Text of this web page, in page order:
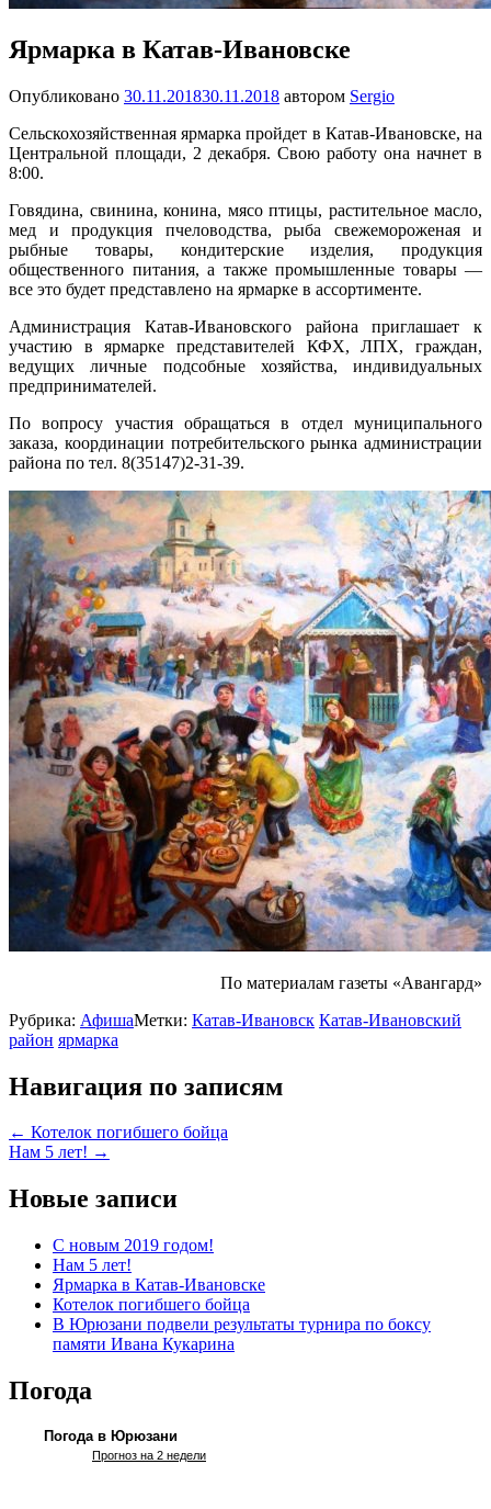
Ярмарка в Катав-Ивановске
Опубликовано 30.11.201830.11.2018 автором Sergio
Сельскохозяйственная ярмарка пройдет в Катав-Ивановске, на
Центральной площади, 2 декабря. Свою работу она начнет в
8:00.
Говядина, свинина, конина, мясо птицы, растительное масло,
мед и продукция пчеловодства, рыба свежемороженая и
рыбные товары, кондитерские изделия, продукция
общественного питания, а также промышленные товары —
все это будет представлено на ярмарке в ассортименте.
Администрация Катав-Ивановского района приглашает к
участию в ярмарке представителей КФХ, ЛПХ, граждан,
ведущих личные подсобные хозяйства, индивидуальных
предпринимателей.
По вопросу участия обращаться в отдел муниципального
заказа, координации потребительского рынка администрации
района по тел. 8(35147)2-31-39.
По материалам газеты «Авангард»
Рубрика: АфишаМетки: Катав-Ивановск Катав-Ивановский
район ярмарка
Навигация по записям
← Котелок погибшего бойца
Нам 5 лет! →
Новые записи
С новым 2019 годом!
Нам 5 лет!
Ярмарка в Катав-Ивановске
Котелок погибшего бойца
В Юрюзани подвели результаты турнира по боксу
памяти Ивана Кукарина
Погода
Погода в Юрюзани
Прогноз на 2 недели